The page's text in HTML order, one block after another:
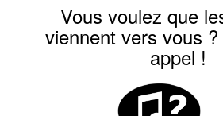
Vous voulez que
viennent vers vous
appel !